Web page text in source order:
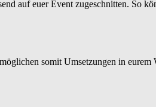
auf euer Event zugeschnitten. So
somit Umsetzungen in eurem